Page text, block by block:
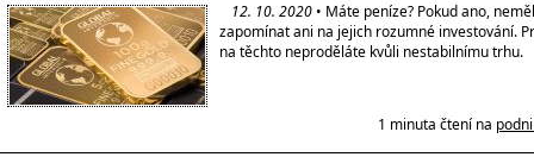
12. 10. 2020 • Máte peníze? Pokud ano,
zapomínat ani na jejich rozumné investování.
na těchto neproděláte kvůli nestabilnímu trhu.
1 minuta čtení na